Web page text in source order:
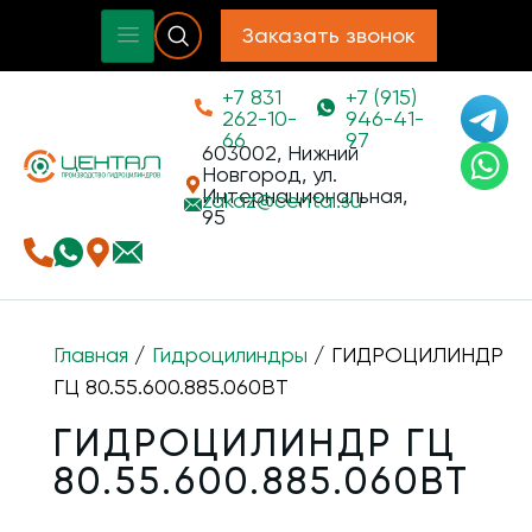
Заказать звонок
+7 831
262-10-
66
+7 (915)
946-41-
97
603002, Нижний
Новгород, ул.
Интернациональная,
95
zakaz@cental.su
Главная / Гидроцилиндры / ГИДРОЦИЛИНДР
ГЦ 80.55.600.885.060ВТ
ГИДРОЦИЛИНДР ГЦ
80.55.600.885.060ВТ